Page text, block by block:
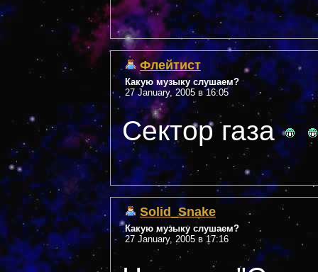
Флейтист
Какую музыку слушаем?
27 January, 2005 в 16:05
Сектор газа
Solid_Snake
Какую музыку слушаем?
27 January, 2005 в 17:16